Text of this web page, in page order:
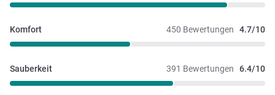
450 Bewertungen 4.7/10
Komfort
391 Bewertungen 6.4/10
Sauberkeit